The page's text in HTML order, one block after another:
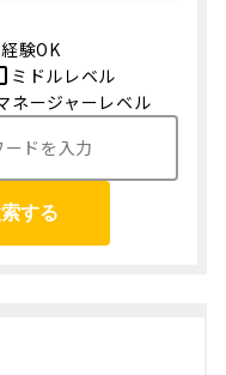
験OK
ミドルレベル
ネージャーレベル
する